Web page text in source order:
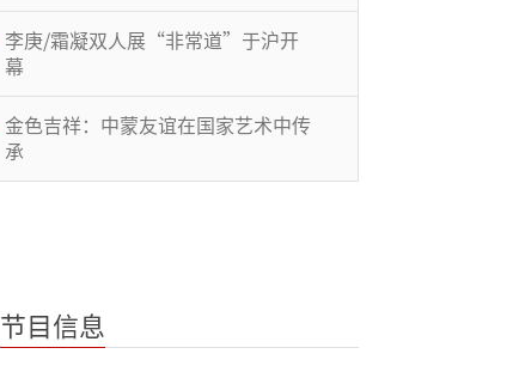
李庚/霜凝双人展“非常道”于沪开
幕
金色吉祥：中蒙友谊在国家艺术中传
承
普尔
节目信息